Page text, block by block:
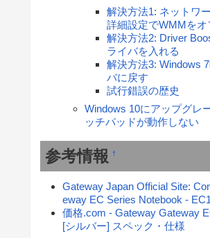
解決方法1: ネットワ
詳細設定でWMMをオ
解決方法2: Driver
ライバを入れる
解決方法3: Windows
バに戻す
試行錯誤の歴史
Windows 10にアップグレ
ッチパッドが動作しない
参考情報 †
Gateway Japan Official Site:
eway EC Series Notebook -
価格.com - Gateway Gateway
[シルバー] スペック・仕様